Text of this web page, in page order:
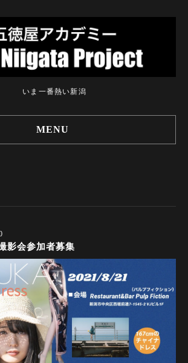
いま一番熱い新潟
MENU
影会参加者募集